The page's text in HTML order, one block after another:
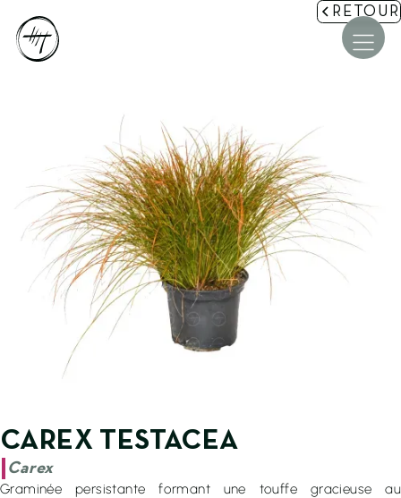
Accompagnement et Études
Aménagements paysagers
Pépinière et Équipements
Les étapes de votre projet
Conseils et Actus
Contact et Devis
COMMENT SE PROTÉGER DU VIS-À-VIS DANS SON
4.8/5 4.7/5
RETOUR
CAREX TESTACEA
Carex
Graminée persistante formant une touffe gracieuse au